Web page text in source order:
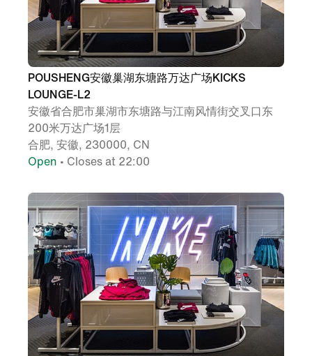
POUSHENG安徽巢湖东塘路万达广场KICKS
LOUNGE-L2
安徽省合肥市巢湖市东塘路与江南风情街交叉口东
200米万达广场1层
合肥, 安徽, 230000, CN
Open • Closes at 22:00